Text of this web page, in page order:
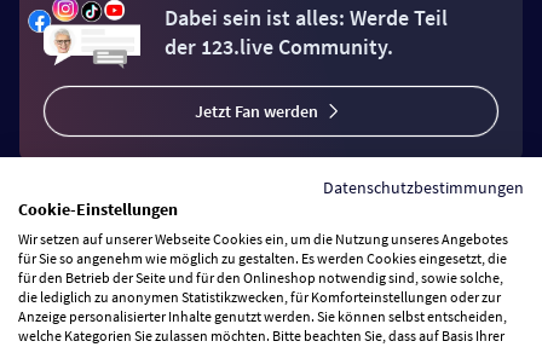
Dabei sein ist alles: Werde Teil
der 123.live Community.
Jetzt Fan werden
Vertrag widerrufen
Zahlungsarten
Datenschutzbestimmungen
Cookie-Einstellungen
Wir setzen auf unserer Webseite Cookies ein, um die Nutzung unseres Angebotes
für Sie so angenehm wie möglich zu gestalten. Es werden Cookies eingesetzt, die
für den Betrieb der Seite und für den Onlineshop notwendig sind, sowie solche,
die lediglich zu anonymen Statistikzwecken, für Komforteinstellungen oder zur
Anzeige personalisierter Inhalte genutzt werden. Sie können selbst entscheiden,
welche Kategorien Sie zulassen möchten. Bitte beachten Sie, dass auf Basis Ihrer